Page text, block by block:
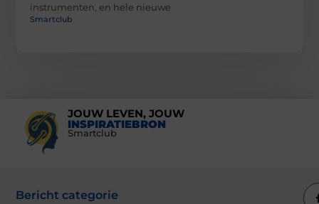
instrumenten, en hele nieuwe
Smartclub
JOUW LEVEN, JOUW
INSPIRATIEBRON
Smartclub
Bericht categorie